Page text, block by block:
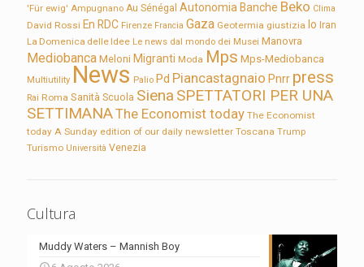
'Für ewig' Ampugnano Au Sénégal Autonomia Banche Beko Clima
David Rossi En RDC Firenze Francia Gaza Geotermia giustizia Io Iran
La Domenica delle Idee Le news dal mondo dei Musei Manovra
Mediobanca Meloni Migranti Moda Mps Mps-Mediobanca
Multiutility News Palio Pd Piancastagnaio Pnrr press
Rai Roma Sanità Scuola Siena SPETTATORI PER UNA
SETTIMANAThe Economist today The Economist
today A Sunday edition of our daily newsletter Toscana Trump
Turismo Università Venezia
Cultura
Muddy Waters – Mannish Boy